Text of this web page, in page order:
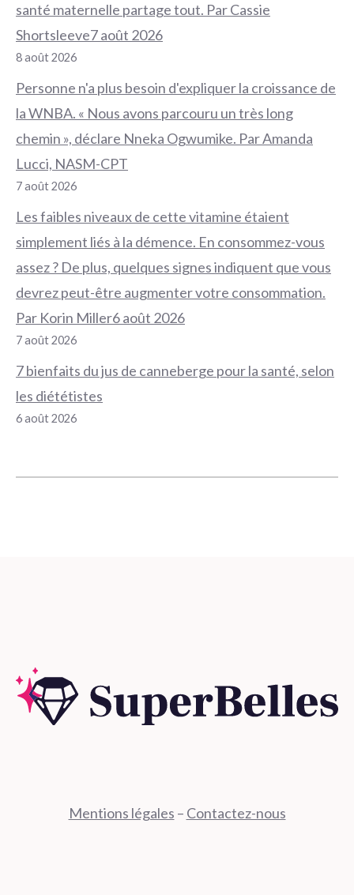
santé maternelle partage tout. Par Cassie
Shortsleeve7 août 2026
8 août 2026
Personne n'a plus besoin d'expliquer la croissance de
la WNBA. « Nous avons parcouru un très long
chemin », déclare Nneka Ogwumike. Par Amanda
Lucci, NASM-CPT
7 août 2026
Les faibles niveaux de cette vitamine étaient
simplement liés à la démence. En consommez-vous
assez ? De plus, quelques signes indiquent que vous
devrez peut-être augmenter votre consommation.
Par Korin Miller6 août 2026
7 août 2026
7 bienfaits du jus de canneberge pour la santé, selon
les diététistes
6 août 2026
Mentions légales – Contactez-nous